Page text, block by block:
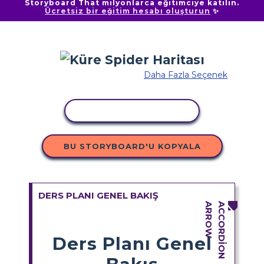
Storyboard That milyonlarca eğitimciye katılın.
Ücretsiz bir eğitim hesabı oluşturun ✨
Daha Fazla Seçenek
BU STORYBOARD'U KOPYALA
DERS PLANI GENEL BAKIŞ
Ders Planı Genel